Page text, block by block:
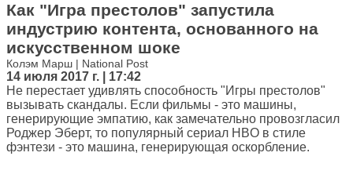
Как "Игра престолов" запустила
индустрию контента, основанного на
искусственном шоке
Колэм Марш | National Post
14 июля 2017 г. | 17:42
Не перестает удивлять способность "Игры престолов"
вызывать скандалы. Если фильмы - это машины,
генерирующие эмпатию, как замечательно провозгласил
Роджер Эберт, то популярный сериал HBO в стиле
фэнтези - это машина, генерирующая оскорбление.